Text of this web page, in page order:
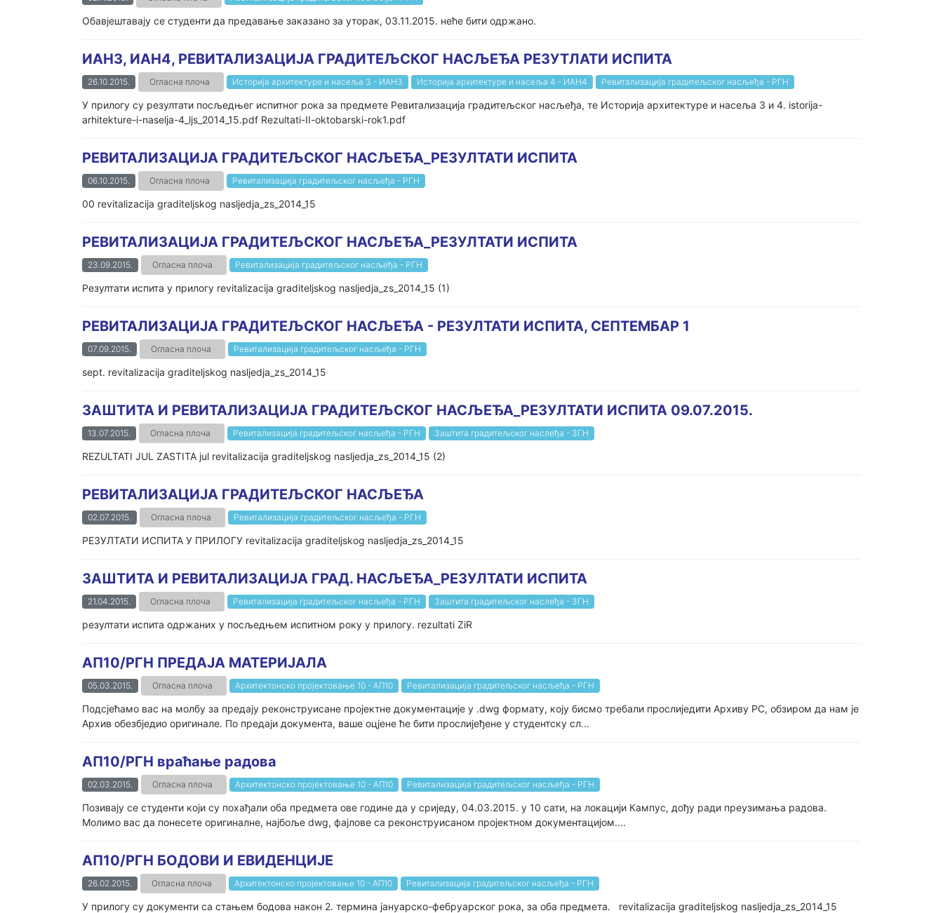
Обавјештавају се студенти да предавање заказано за уторак, 03.11.2015. неће бити одржано.
ИАН3, ИАН4, РЕВИТАЛИЗАЦИЈА ГРАДИТЕЉСКОГ НАСЉЕЂА РЕЗУТЛАТИ ИСПИТА
26.10.2015. Огласна плоча Историја архитектуре и насеља 3 - ИАН3 Историја архитектуре и насеља 4 - ИАН4 Ревитализација градитељског насљеђа - РГН
У прилогу су резултати посљедњег испитног рока за предмете Ревитализација градитељског насљеђа, те Историја архитектуре и насеља 3 и 4. istorija-
arhitekture-i-naselja-4_ljs_2014_15.pdf Rezultati-II-oktobarski-rok1.pdf
РЕВИТАЛИЗАЦИЈА ГРАДИТЕЉСКОГ НАСЉЕЂА_РЕЗУЛТАТИ ИСПИТА
06.10.2015. Огласна плоча Ревитализација градитељског насљеђа - РГН
00 revitalizacija graditeljskog nasljedja_zs_2014_15
РЕВИТАЛИЗАЦИЈА ГРАДИТЕЉСКОГ НАСЉЕЂА_РЕЗУЛТАТИ ИСПИТА
23.09.2015. Огласна плоча Ревитализација градитељског насљеђа - РГН
Резултати испита у прилогу revitalizacija graditeljskog nasljedja_zs_2014_15 (1)
РЕВИТАЛИЗАЦИЈА ГРАДИТЕЉСКОГ НАСЉЕЂА - РЕЗУЛТАТИ ИСПИТА, СЕПТЕМБАР 1
07.09.2015. Огласна плоча Ревитализација градитељског насљеђа - РГН
sept. revitalizacija graditeljskog nasljedja_zs_2014_15
ЗАШТИТА И РЕВИТАЛИЗАЦИЈА ГРАДИТЕЉСКОГ НАСЉЕЂА_РЕЗУЛТАТИ ИСПИТА 09.07.2015.
13.07.2015. Огласна плоча Ревитализација градитељског насљеђа - РГН Заштита градитељског наслеђа - ЗГН
REZULTATI JUL ZASTITA jul revitalizacija graditeljskog nasljedja_zs_2014_15 (2)
РЕВИТАЛИЗАЦИЈА ГРАДИТЕЉСКОГ НАСЉЕЂА
02.07.2015. Огласна плоча Ревитализација градитељског насљеђа - РГН
РЕЗУЛТАТИ ИСПИТА У ПРИЛОГУ revitalizacija graditeljskog nasljedja_zs_2014_15
ЗАШТИТА И РЕВИТАЛИЗАЦИЈА ГРАД. НАСЉЕЂА_РЕЗУЛТАТИ ИСПИТА
21.04.2015. Огласна плоча Ревитализација градитељског насљеђа - РГН Заштита градитељског наслеђа - ЗГН
резултати испита одржаних у посљедњем испитном року у прилогу. rezultati ZiR
АП10/РГН ПРЕДАЈА МАТЕРИЈАЛА
05.03.2015. Огласна плоча Архитектонско пројектовање 10 - АП10 Ревитализација градитељског насљеђа - РГН
Подсјећамо вас на молбу за предају реконструисане пројектне документације у .dwg формату, коју бисмо требали прослиједити Архиву РС, обзиром да нам је
Архив обезбједио оригинале. По предаји документа, ваше оцјене ће бити прослијеђене у студентску сл...
АП10/РГН враћање радова
02.03.2015. Огласна плоча Архитектонско пројектовање 10 - АП10 Ревитализација градитељског насљеђа - РГН
Позивају се студенти који су похађали оба предмета ове године да у сриједу, 04.03.2015. у 10 сати, на локацији Кампус, дођу ради преузимања радова.
Молимо вас да понесете оригиналне, најбоље dwg, фајлове са реконструисаном пројектном документацијом....
АП10/РГН БОДОВИ И ЕВИДЕНЦИЈЕ
26.02.2015. Огласна плоча Архитектонско пројектовање 10 - АП10 Ревитализација градитељског насљеђа - РГН
У прилогу су документи са стањем бодова након 2. термина јануарско-фебруарског рока, за оба предмета. revitalizacija graditeljskog nasljedja_zs_2014_15